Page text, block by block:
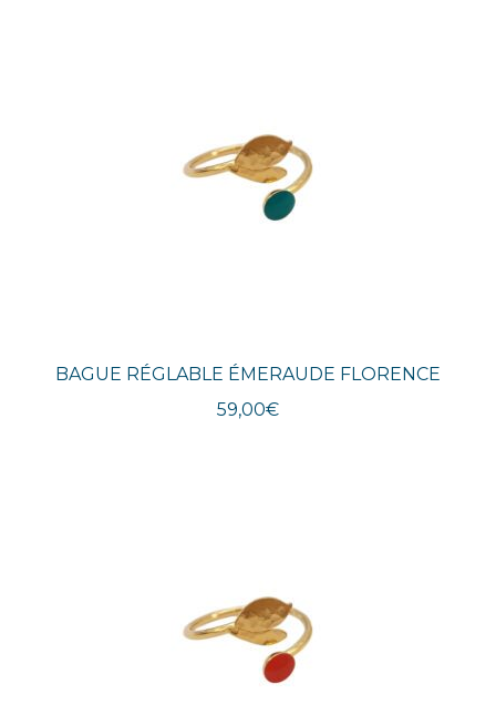
BAGUE RÉGLABLE ÉMERAUDE FLORENCE
59,00€